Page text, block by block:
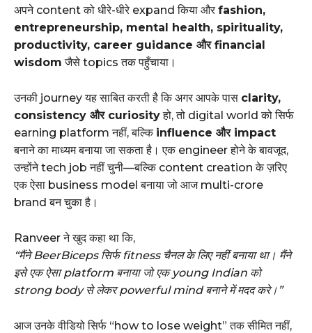
अपने content को धीरे-धीरे expand किया और fashion,
entrepreneurship, mental health, spirituality,
productivity, career guidance और financial
wisdom जैसे topics तक पहुँचाया।
उनकी journey यह साबित करती है कि अगर आपके पास clarity,
consistency और curiosityहो, तो digital world को सिर्फ
earning platform नहीं, बल्कि influence और impact
बनाने का माध्यम बनाया जा सकता है। एक engineer होने के बावजूद,
उन्होंने tech job नहीं चुनी—बल्कि content creation के ज़रिए
एक ऐसा business model बनाया जो आज multi-crore
brand बन चुका है।
Ranveer ने खुद कहा था कि,
“मैंने BeerBiceps सिर्फ fitness चैनल के लिए नहीं बनाया था। मैंने
इसे एक ऐसा platform बनाया जो एक young Indian को
strong body से लेकर powerful mind बनाने में मदद करे।”
आज उनके वीडियो सिर्फ “how to lose weight” तक सीमित नहीं,